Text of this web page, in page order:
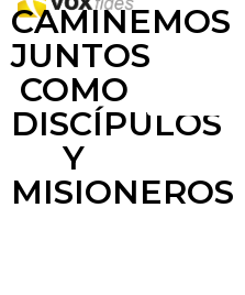
CAMINEMOS
JUNTOS
COMO
DISCÍPULOS
Y
MISIONEROS